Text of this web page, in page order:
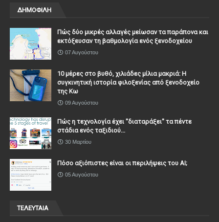
ΔΗΜΟΦΙΛΗ
Πώς δύο μικρές αλλαγές μείωσαν τα παράπονα και
εκτόξευσαν τη βαθμολογία ενός ξενοδοχείου
07 Αυγούστου
10 μέρες στο βυθό, χιλιάδες μίλια μακριά: Η
συγκινητική ιστορία φιλοξενίας από ξενοδοχείο
της Κω
09 Αυγούστου
Πώς η τεχνολογία έχει ''διαταράξει'' τα πέντε
στάδια ενός ταξιδιού...
30 Μαρτίου
Πόσο αξιόπιστες είναι οι περιλήψεις του ΑΙ;
05 Αυγούστου
ΤΕΛΕΥΤΑΙΑ